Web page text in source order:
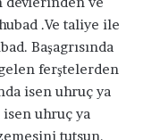
.Ve taliye ile
Başagrısında
ferştelerden
isen uhruç ya
uhruç ya
tutsun.